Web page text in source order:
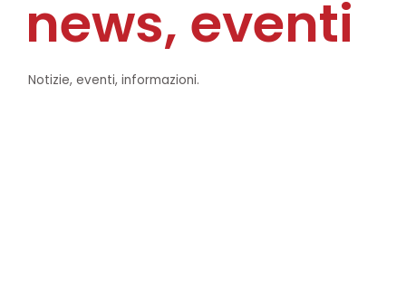
news, eventi
Notizie, eventi, informazioni.